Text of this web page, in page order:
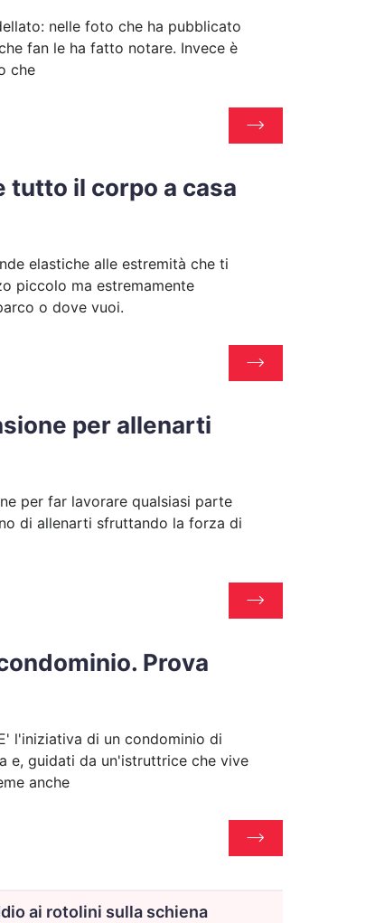
nelle foto che ha pubblicato
fan le ha fatto notare. Invece è
che
tutto il corpo a casa
elastiche alle estremità che ti
piccolo ma estremamente
o dove vuoi.
per allenarti
per far lavorare qualsiasi parte
di allenarti sfruttando la forza di
Prova
l'iniziativa di un condominio di
e, guidati da un'istruttrice che vive
anche
ai rotolini sulla schiena